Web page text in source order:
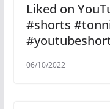
Liked on
#shorts
06/10/2022